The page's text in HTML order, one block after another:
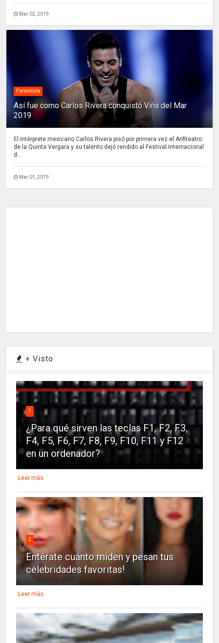
Mar 02, 2019
Farándula
Así fue como Carlos Rivera conquistó Viña del Mar
2019
El intérprete mexicano Carlos Rivera pisó por primera vez el Anfiteatro
de la Quinta Vergara y su talento dejó rendido al Festival Internacional
d...
Mar 01, 2019
+ Visto
1
¿Para qué sirven las teclas F1, F2, F3,
F4, F5, F6, F7, F8, F9, F10, F11 y F12
en un ordenador?
Leer más
2
Entérate cuánto miden y pesan tus
celebridades favoritas!
Leer más